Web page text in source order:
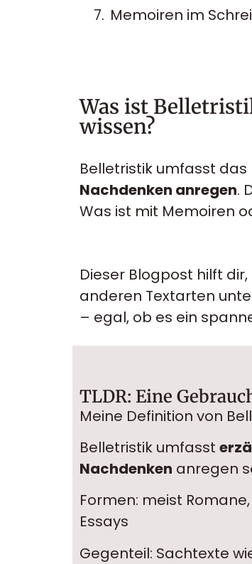
Memoiren im
Was ist
wissen?
Belletristik umfasst
Nachdenken anregen.
Was ist mit Memoiren
Dieser Blogpost hilft
anderen Textarten
– egal, ob es ein
TLDR: Eine
Meine Definition von
Belletristik umfasst
Nachdenken anregen
Formen: meist
Essays
Gegenteil: Sachtexte